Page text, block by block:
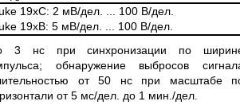
19xC: 2 мВ/дел. ... 100 В/дел.
19xB: 5 мВ/дел. ... 100 В/дел.
3 нс при синхронизации по
обнаружение выбросов
от 50 нс при масштабе
от 5 мс/дел. до 1 мин./дел.